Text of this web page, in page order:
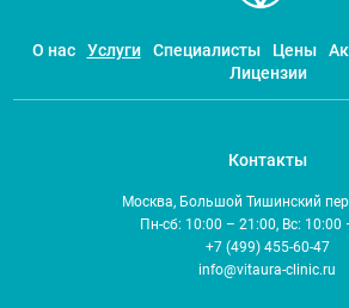
О нас Услуги Специалисты Цены
Лицензии
Контакты
Москва, Большой Тишинский
Пн-сб: 10:00 – 21:00, Вс: 10:00
+7 (499) 455-60-47
info@vitaura-clinic.ru